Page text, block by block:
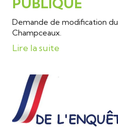
Demande de modification
Champceaux.
Lire la suite